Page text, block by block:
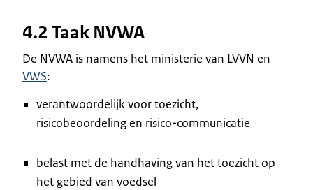
4.2 Taak NVWA
De NVWA is namens het ministerie van LVVN en
VWS:
verantwoordelijk voor toezicht,
risicobeoordeling en risico-communicatie
belast met de handhaving van het toezicht op
het gebied van voedsel